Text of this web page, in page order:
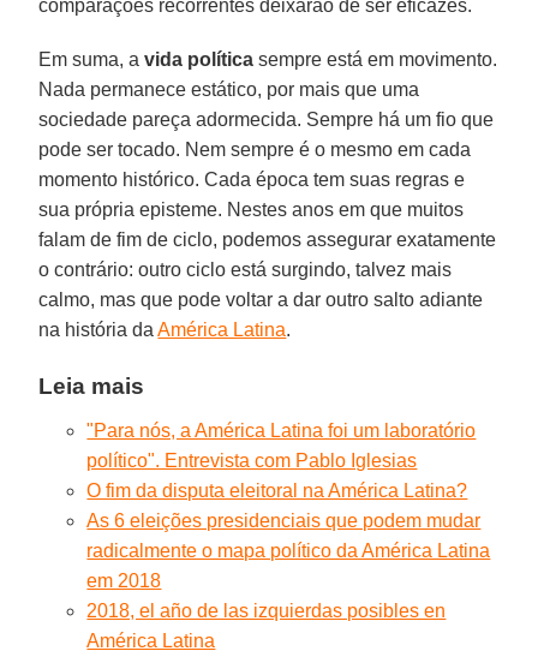
comparações recorrentes deixarão de ser eficazes.
Em suma, avida política sempre está em movimento.
Nada permanece estático, por mais que uma
sociedade pareça adormecida. Sempre há um fio que
pode ser tocado. Nem sempre é o mesmo em cada
momento histórico. Cada época tem suas regras e
sua própria episteme. Nestes anos em que muitos
falam de fim de ciclo, podemos assegurar exatamente
o contrário: outro ciclo está surgindo, talvez mais
calmo, mas que pode voltar a dar outro salto adiante
na história daAmérica Latina.
Leia mais
"Para nós, a América Latina foi um laboratório
político". Entrevista com Pablo Iglesias
O fim da disputa eleitoral na América Latina?
As 6 eleições presidenciais que podem mudar
radicalmente o mapa político da América Latina
em 2018
2018, el año de las izquierdas posibles en
América Latina